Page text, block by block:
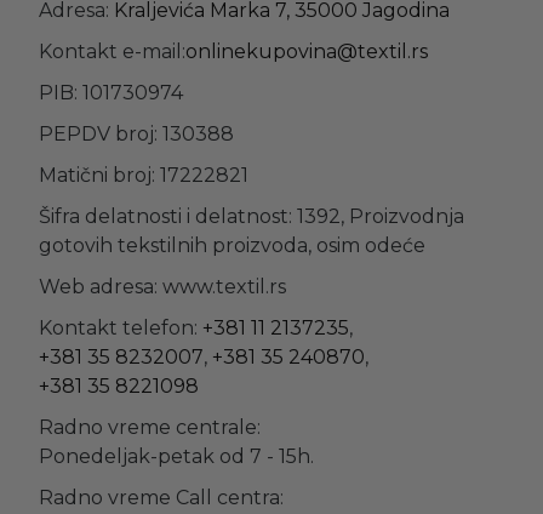
Adresa: Kraljevića Marka 7, 35000 Jagodina
Kontakt e-mail:onlinekupovina@textil.rs
PIB: 101730974
PEPDV broj: 130388
Matični broj: 17222821
Šifra delatnosti i delatnost: 1392, Proizvodnja
gotovih tekstilnih proizvoda, osim odeće
Web adresa: www.textil.rs
Kontakt telefon: +381 11 2137235,
+381 35 8232007, +381 35 240870,
+381 35 8221098
Radno vreme centrale:
Ponedeljak-petak od 7 - 15h.
Radno vreme Call centra: